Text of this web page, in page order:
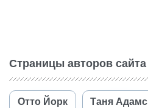
Страницы авторов сайта
Отто Йорк Таня Адамс